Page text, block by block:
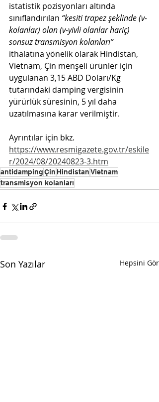
istatistik pozisyonları altında
sınıflandırılan “kesiti trapez şeklinde (v-
kolanlar) olan (v-yivli olanlar hariç)
sonsuz transmisyon kolanları”
ithalatına yönelik olarak Hindistan,
Vietnam, Çin menşeli ürünler için
uygulanan 3,15 ABD Doları/Kg
tutarındaki damping vergisinin
yürürlük süresinin, 5 yıl daha
uzatılmasına karar verilmiştir.
Ayrıntılar için bkz.
https://www.resmigazete.gov.tr/eskile
r/2024/08/20240823-3.htm
antidampingÇin HindistanVietnam
transmisyon kolanları
Son Yazılar Hepsini Gör